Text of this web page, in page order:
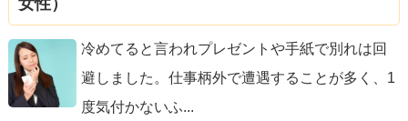
女性）
冷めてると言われプレゼントや手紙で別れは回
避しました。仕事柄外で遭遇することが多く、1
度気付かないふ...